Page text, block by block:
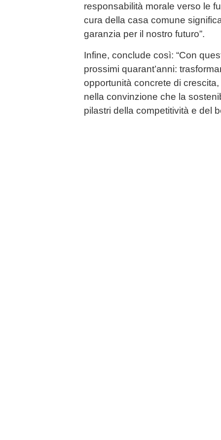
responsabilità morale verso le
cura della casa comune
garanzia per il nostro futuro”.
Infine, conclude così: “Con
prossimi quarant’anni:
opportunità concrete di
nella convinzione che la
pilastri della competitività e del